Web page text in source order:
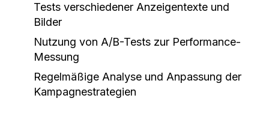
Tests verschiedener Anzeigentexte und
Bilder
Nutzung von A/B-Tests zur Performance-
Messung
Regelmäßige Analyse und Anpassung der
Kampagnestrategien